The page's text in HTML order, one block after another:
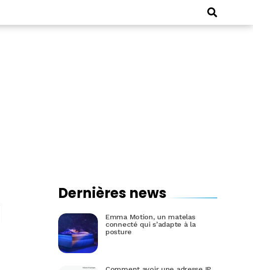
Dernières news
Emma Motion, un matelas
connecté qui s’adapte à la
posture